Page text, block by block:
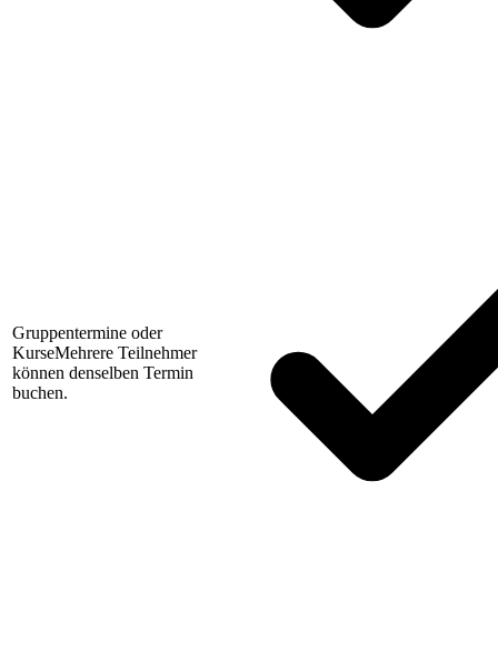
Gruppentermine oder
KurseMehrere Teilnehmer
können denselben Termin
buchen.